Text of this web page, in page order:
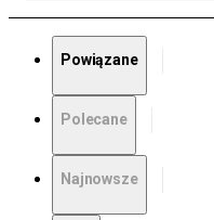
Powiązane
Polecane
Najnowsze